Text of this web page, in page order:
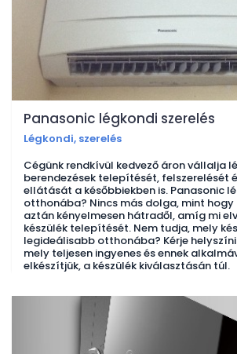
Panasonic légkondi szerelés
Légkondi, szerelés
Cégünk rendkívül kedvező áron vállalja
berendezések telepítését, felszerelését
ellátását a későbbiekben is. Panasonic
otthonába? Nincs más dolga, mint hogy
aztán kényelmesen hátradől, amíg mi
készülék telepítését. Nem tudja, mely
legideálisabb otthonába? Kérje
mely teljesen ingyenes és ennek
elkészítjük, a készülék kiválasztásán túl.